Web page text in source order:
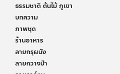
ธรรมชาติ ต้นไม้ ภูเขา
บทความ
ภาพชุด
ร้านอาหาร
ลายกรุผนัง
ลายกวางป่า